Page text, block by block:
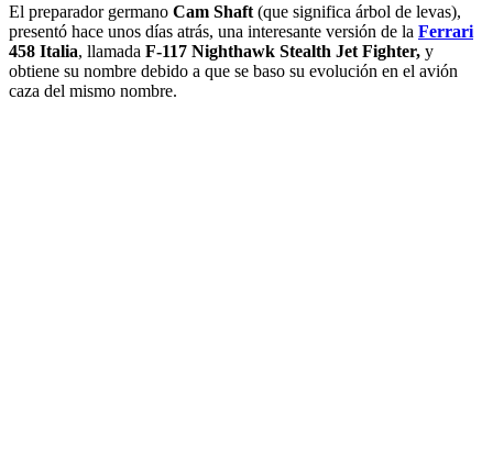
El preparador germano Cam Shaft (que significa árbol de levas),
presentó hace unos días atrás, una interesante versión de la Ferrari
458 Italia, llamada F-117 Nighthawk Stealth Jet Fighter, y
obtiene su nombre debido a que se baso su evolución en el avión
caza del mismo nombre.